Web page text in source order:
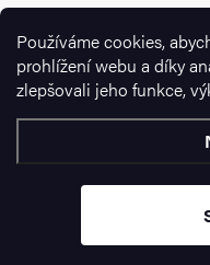
Používáme cookies,
prohlížení webu a díky
zlepšovali jeho funkce,